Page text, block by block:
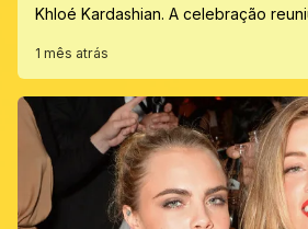
Khloé Kardashian. A celebração
1 mês atrás